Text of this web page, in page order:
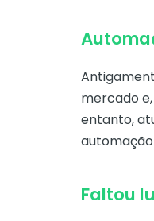
mercado
entanto,
Faltou